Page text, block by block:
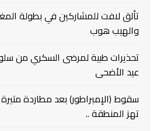
تألق لافت للمشاركين في بطولة
والهيب هوب
تحذيرات طبية لمرضى السكري من
عيد الأضحى
تهز المنطقة ..